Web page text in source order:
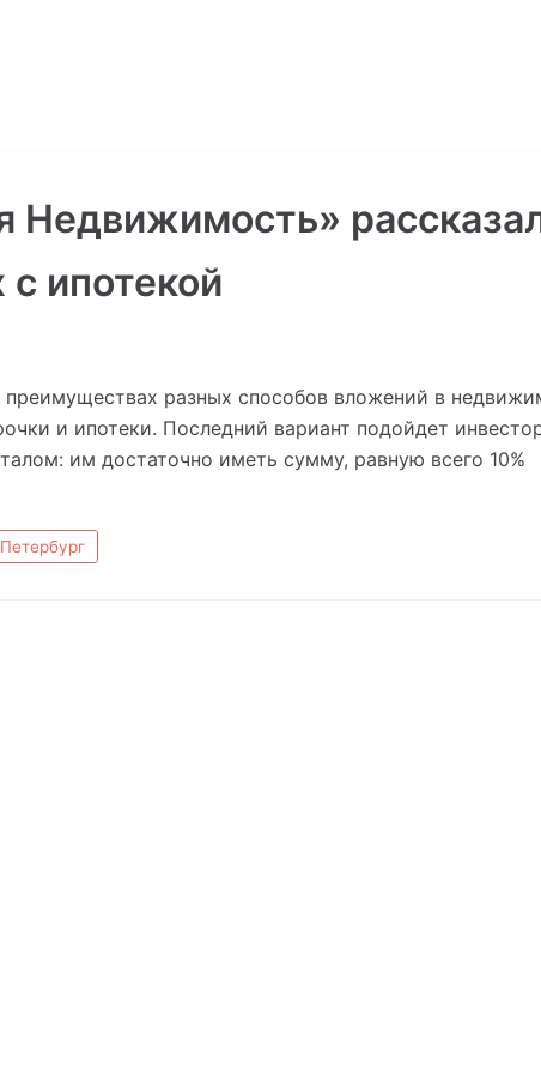
Недвижимость»
ипотекой
преимуществах разных способов вложений в
и ипотеки. Последний вариант подойдет
им достаточно иметь сумму, равную всего 10%